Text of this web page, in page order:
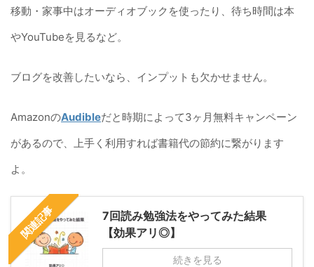
移動・家事中はオーディオブックを使ったり、待ち時間は本
やYouTubeを見るなど。
ブログを改善したいなら、インプットも欠かせません。
AmazonのAudibleだと時期によって3ヶ月無料キャンペーン
があるので、上手く利用すれば書籍代の節約に繋がります
よ。
関連記事
7回読み勉強法をやってみた結果
【効果アリ◎】
続きを見る